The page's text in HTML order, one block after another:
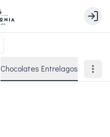
Login
Chocolates Entrelagos